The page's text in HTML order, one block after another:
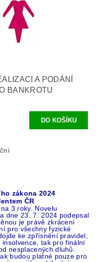
A PODÁNÍ
BANKROTU
zákona 2024
ČR
3 roky. Novelu
dne 23. 7. 2024 podepsal
je právě zkrácení
pro všechny fyzické
ke zpřísnění pravidel,
tak pro finální
nesplacených dluhů.
budou platné pouze pro